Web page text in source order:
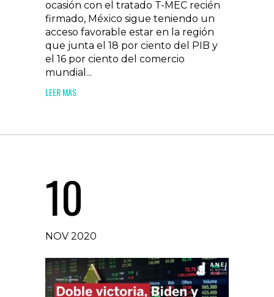
ocasión con el tratado T-MEC recién
firmado, México sigue teniendo un
acceso favorable estar en la región
que junta el 18 por ciento del PIB y
el 16 por ciento del comercio
mundial...
LEER MAS
10
NOV 2020